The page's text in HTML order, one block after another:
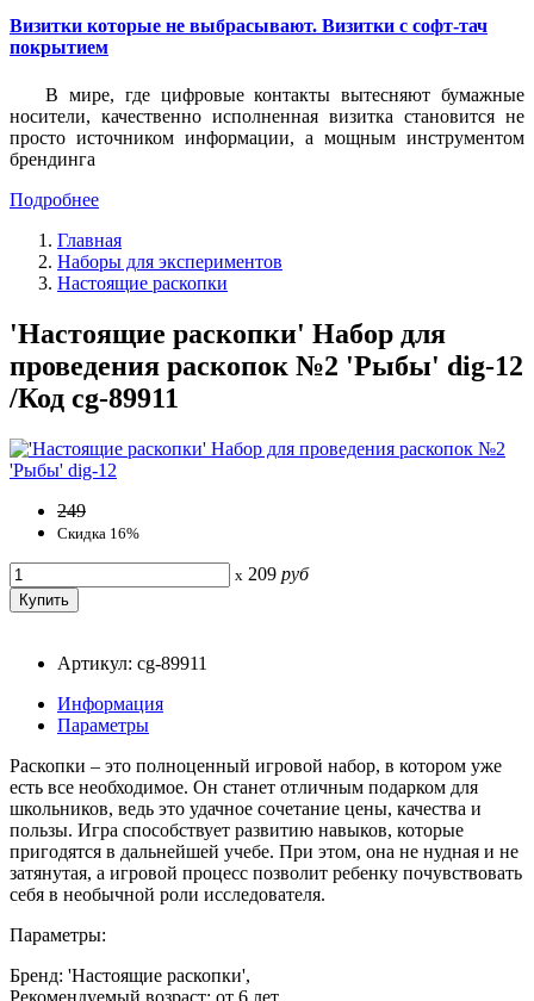
Визитки которые не выбрасывают. Визитки с софт-тач
покрытием
В мире, где цифровые контакты вытесняют бумажные
носители, качественно исполненная визитка становится не
просто источником информации, а мощным инструментом
брендинга
Подробнее
Главная
Наборы для экспериментов
Настоящие раскопки
'Настоящие раскопки' Набор для
проведения раскопок №2 'Рыбы' dig-12
/Код cg-89911
249
Скидка 16%
x 209 руб
Артикул: cg-89911
Информация
Параметры
Раскопки – это полноценный игровой набор, в котором уже
есть все необходимое. Он станет отличным подарком для
школьников, ведь это удачное сочетание цены, качества и
пользы. Игра способствует развитию навыков, которые
пригодятся в дальнейшей учебе. При этом, она не нудная и не
затянутая, а игровой процесс позволит ребенку почувствовать
себя в необычной роли исследователя.
Параметры:
Бренд: 'Настоящие раскопки',
Рекомендуемый возраст: от 6 лет,